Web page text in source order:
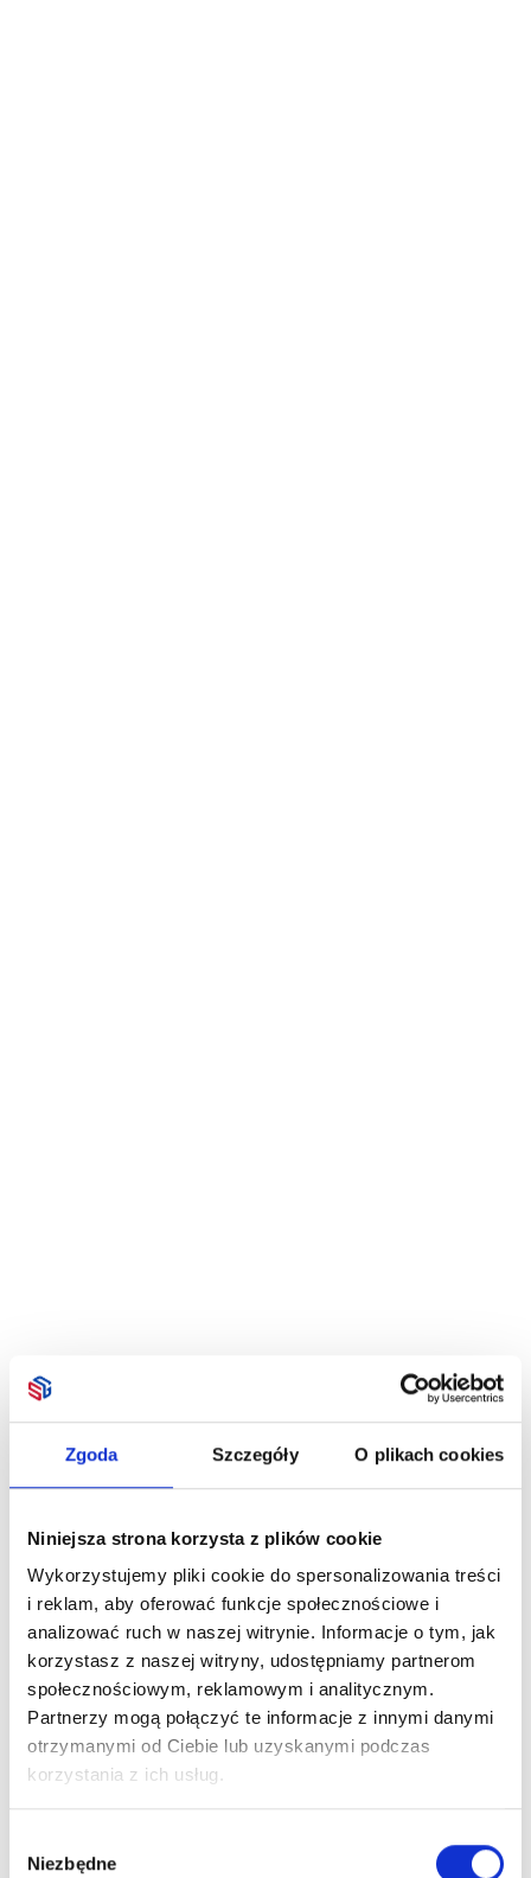
Zgoda Szczegóły O plikach cookies
Niniejsza strona korzysta z plików cookie
Wykorzystujemy pliki cookie do spersonalizowania treści
i reklam, aby oferować funkcje społecznościowe i
analizować ruch w naszej witrynie. Informacje o tym, jak
korzystasz z naszej witryny, udostępniamy partnerom
społecznościowym, reklamowym i analitycznym.
Partnerzy mogą połączyć te informacje z innymi danymi
otrzymanymi od Ciebie lub uzyskanymi podczas
korzystania z ich usług.
zgody
Niezbędne